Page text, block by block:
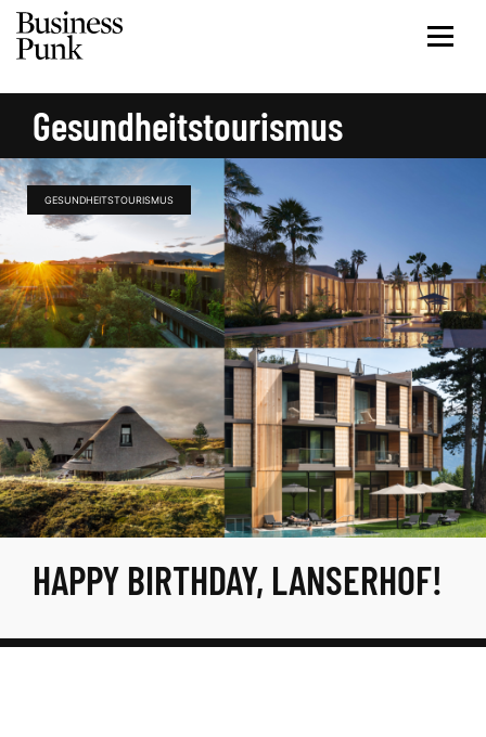
Gesundheitstourismus
GESUNDHEITSTOURISMUS
HAPPY BIRTHDAY, LANSERHOF!